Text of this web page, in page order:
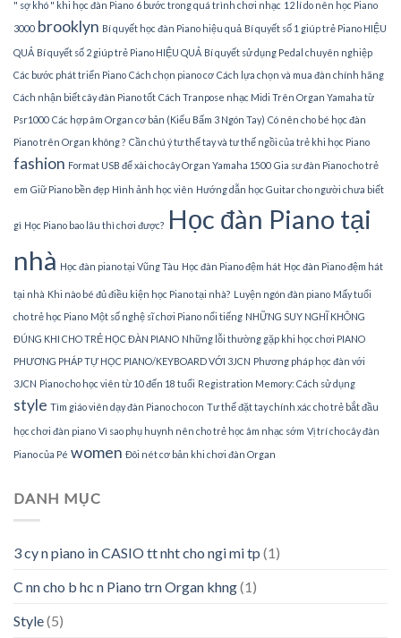
" sợ khó " khi học đàn Piano 6 bước trong quá trình chơi nhạc 12 lí do nên học Piano
3000 brooklyn Bí quyết học đàn Piano hiệu quả Bí quyết số 1 giúp trẻ Piano HIỆU
QUẢ Bí quyết số 2 giúp trẻ Piano HIỆU QUẢ Bí quyết sử dụng Pedal chuyên nghiệp
Các bước phát triển Piano Cách chọn piano cơ Cách lựa chọn và mua đàn chính hãng
Cách nhận biết cây đàn Piano tốt Cách Tranpose nhạc Midi Trên Organ Yamaha từ
Psr1000 Các hợp âm Organ cơ bản (Kiểu Bấm 3 Ngón Tay) Có nên cho bé học đàn
Piano trên Organ không ? Cần chú ý tư thế tay và tư thế ngồi của trẻ khi học Piano
fashion Format USB để xài cho cây Organ Yamaha 1500 Gia sư đàn Piano cho trẻ
em Giữ Piano bền đẹp Hình ảnh học viên Hướng dẫn học Guitar cho người chưa biết
gì Học Piano bao lâu thì chơi được? Học đàn Piano tại
nhà Học đàn piano tại Vũng Tàu Học đàn Piano đệm hát Học đàn Piano đệm hát
tại nhà Khi nào bé đủ điều kiện học Piano tại nhà? Luyện ngón đàn piano Mấy tuổi
cho trẻ học Piano Một số nghệ sĩ chơi Piano nổi tiếng NHỮNG SUY NGHĨ KHÔNG
ĐÚNG KHI CHO TRẺ HỌC ĐÀN PIANO Những lỗi thường gặp khi học chơi PIANO
PHƯƠNG PHÁP TỰ HỌC PIANO/KEYBOARD VỚI 3JCN Phương pháp học đàn với
3JCN Piano cho học viên từ 10 đến 18 tuổi Registration Memory: Cách sử dụng
style Tìm giáo viên dạy đàn Piano cho con Tư thế đặt tay chính xác cho trẻ bắt đầu
học chơi đàn piano Vì sao phụ huynh nên cho trẻ học âm nhạc sớm Vị trí cho cây đàn
Piano của Pé women Đôi nét cơ bản khi chơi đàn Organ
DANH MỤC
3 cy n piano in CASIO tt nht cho ngi mi tp (1)
C nn cho b hc n Piano trn Organ khng(1)
Style(5)